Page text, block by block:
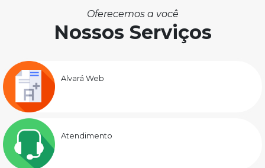
Oferecemos a você
Nossos Serviços
Alvará Web
Atendimento